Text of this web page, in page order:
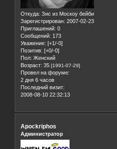
Откуда: Зис из Москоу бейби
Зарегистрирован: 2007-02-23
Приглашений: 0
Сообщений: 173
Уважение: [+1/-0]
Позитив: [+0/-0]
Пол: Женский
Возраст: 35 [1991-07-29]
Провел на форуме:
2 дня 6 часов
Последний визит:
2008-08-10 22:32:13
Apockriphos
Администратор